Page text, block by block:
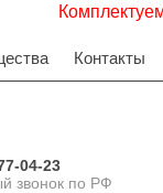
Комплектуем
Контакты
04-23
звонок по РФ